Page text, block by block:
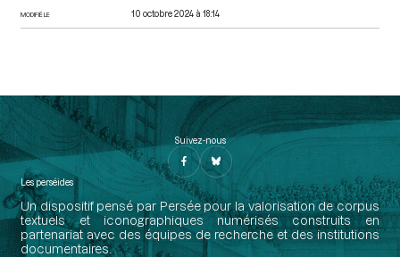
MODIFIÉ LE 10 octobre 2024 à 18:14
Suivez-nous
Les perséides
Un dispositif pensé par Persée pour la valorisation de corpus
textuels et iconographiques numérisés construits en
partenariat avec des équipes de recherche et des institutions
documentaires.